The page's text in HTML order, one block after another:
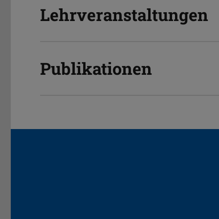
Lehrveranstaltungen
Publikationen